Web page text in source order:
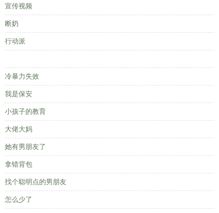
宣传视频
断奶
行动派
冷暴力失效
我是保安
小孩子的教育
大佬大妈
她有男朋友了
拿错背包
找个聪明点的男朋友
怎么少了